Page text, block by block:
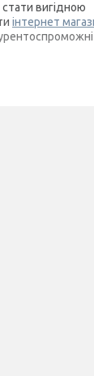
стати вигідною
інтернет